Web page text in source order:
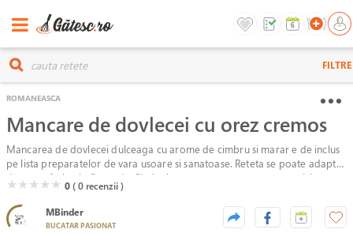
FILTRE
ROMANEASCA
Mancare de dovlecei cu orez cremos
Mancarea de dovlecei dulceaga cu arome de cimbru si marar e de inclus
pe lista preparatelor de vara usoare si sanatoase. Reteta se poate adapta
dupa preferintele fiecaruia, fiind o baza pentru a ne exersa creativitatea
culinara.
( )
★( )
★( )
★( )
★( )
★ 0( 0 recenzii )
MBinder
BUCATAR PASIONAT